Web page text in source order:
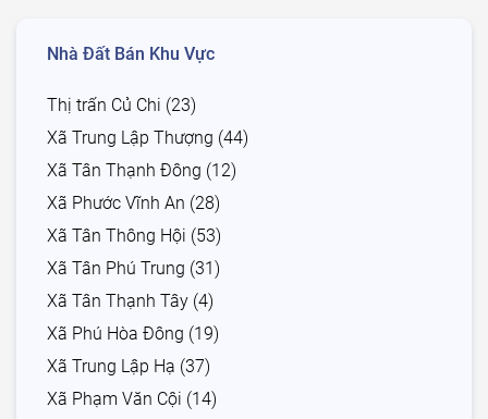
Nhà Đất Bán Khu Vực
Thị trấn Củ Chi (23)
Xã Trung Lập Thượng (44)
Xã Tân Thạnh Đông (12)
Xã Phước Vĩnh An (28)
Xã Tân Thông Hội (53)
Xã Tân Phú Trung (31)
Xã Tân Thạnh Tây (4)
Xã Phú Hòa Đông (19)
Xã Trung Lập Hạ (37)
Xã Phạm Văn Cội (14)